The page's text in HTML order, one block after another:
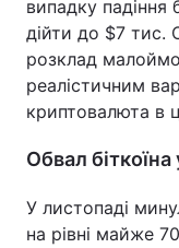
випадку падіння
дійти до $7 тис.
розклад
реалістичним
криптовалюта в
Обвал
У листопаді
на рівні майже